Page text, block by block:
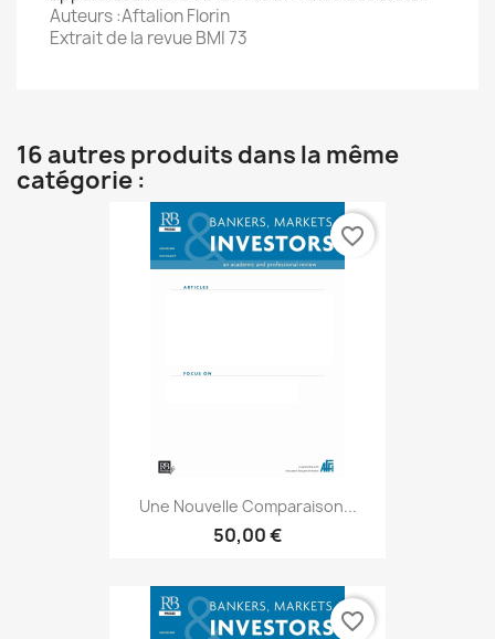
Auteurs :Aftalion Florin
Extrait de la revue BMI 73
16 autres produits dans la même
catégorie :
Une Nouvelle Comparaison...
50,00 €
favorite_border
favorite_border